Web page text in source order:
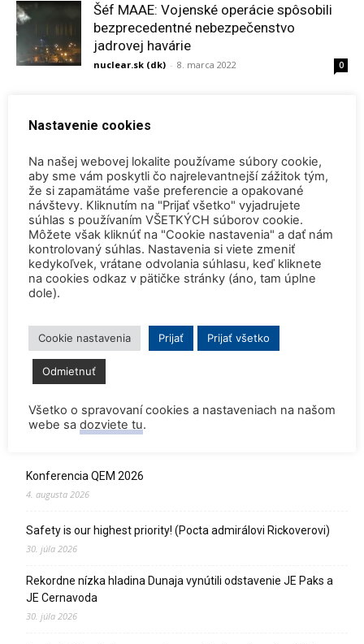
Šéf MAAE: Vojenské operácie spôsobili
bezprecedentné nebezpečenstvo
jadrovej havárie
nuclear.sk (dk) - 8. marca 2022 0
Vladimír Slugeň
Úvahy o nových „zelených“ zdrojoch v
Európe
SNUS.SK - 5. januára 2022
3,382 fanúšikov
Najnovšie
Konferencia QEM 2026
4. augusta 2026
Safety is our highest priority! (Pocta admirálovi Rickoverovi)
30. júla 2026
Rekordne nízka hladina Dunaja vynútili odstavenie JE Paks a
JE Cernavoda
30. júla 2026
Nastavenie cookies
Na našej webovej lokalite používame súbory cookie,
aby sme vám poskytli čo najrelevantnejší zážitok tým,
že si zapamätáme vaše preferencie a opakované
návštevy. Kliknutím na "Prijať všetko" vyjadrujete
súhlas s používaním VŠETKÝCH súborov cookie.
Môžete však kliknúť na "Cookie nastavenia" a dať nám
kontrolovaný súhlas. Nastavenia si viete zmeniť
kedykoľvek, vrátane odvolania súhlasu, keď kliknete
na cookies odkaz v pätičke stránky (áno, tam úplne
dole).
Cookie nastavenia Prijať Prijať všetko
Odmietnuť
Všetko o spravovaní cookies a nastaveniach na našom
webe sa dozviete tu.